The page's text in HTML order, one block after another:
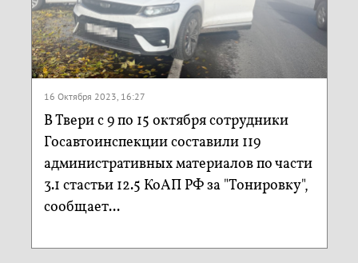
16 Октября 2023, 16:27
В Твери с 9 по 15 октября сотрудники
Госавтоинспекции составили 119
административных материалов по части
3.1 стастьи 12.5 КоАП РФ за "Тонировку",
сообщает...